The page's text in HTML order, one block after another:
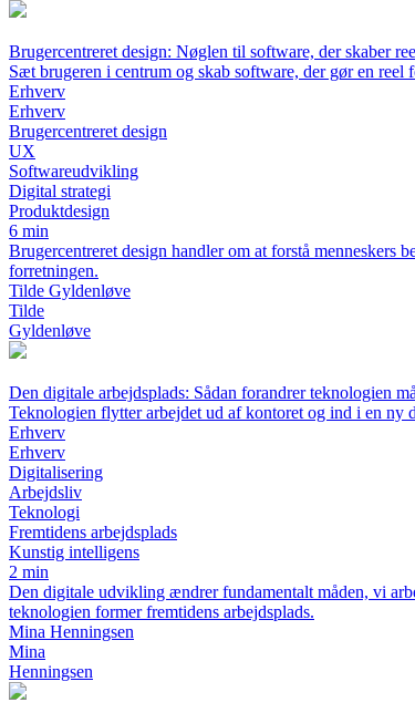
Brugercentreret design: Nøglen til software, der skaber
Sæt brugeren i centrum og skab software, der gør en reel
Erhverv
Erhverv
Brugercentreret design
UX
Softwareudvikling
Digital strategi
Produktdesign
6 min
Brugercentreret design handler om at forstå
forretningen.
Tilde Gyldenløve
Tilde
Gyldenløve
Den digitale arbejdsplads: Sådan forandrer teknologien
Teknologien flytter arbejdet ud af kontoret og ind i en ny
Erhverv
Erhverv
Digitalisering
Arbejdsliv
Teknologi
Fremtidens arbejdsplads
Kunstig intelligens
2 min
Den digitale udvikling ændrer fundamentalt måden, vi
teknologien former fremtidens arbejdsplads.
Mina Henningsen
Mina
Henningsen